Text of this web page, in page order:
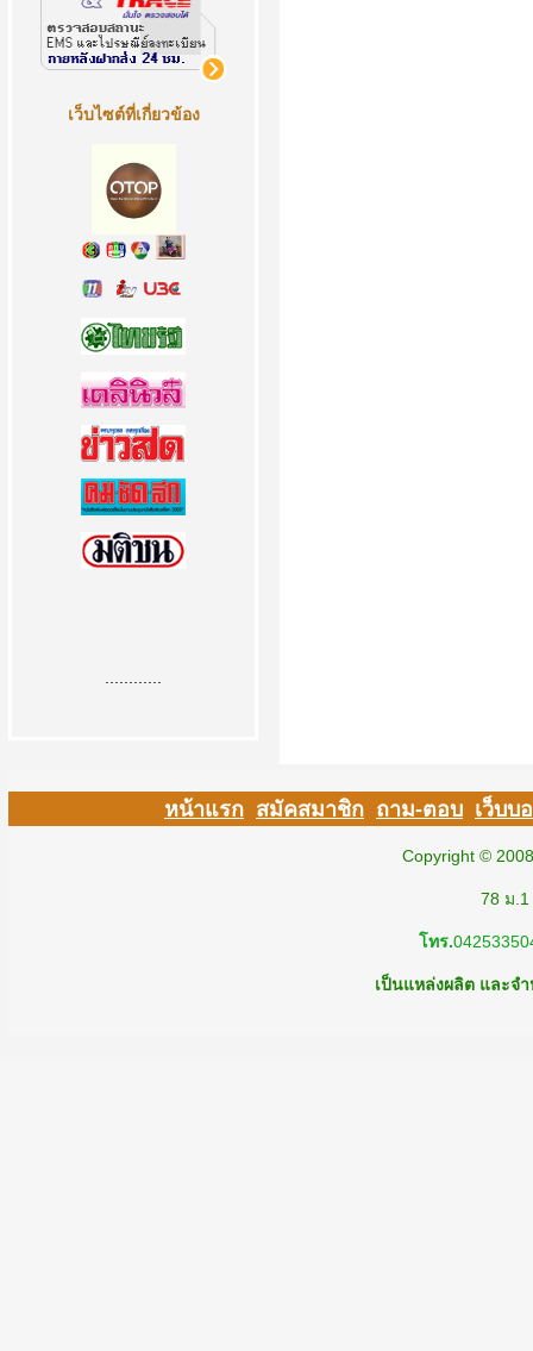
เว็บไซต์ที่เกี่ยวข้อง
หน้าแรก สมัคสมาชิก ถาม-ตอบ เว็บบ
Copyright ©
78 ม
โทร.
เป็นแหล่งผลิต และจ